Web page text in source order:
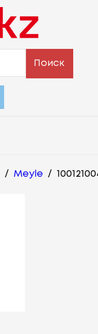
Поиск
/ Meyle /